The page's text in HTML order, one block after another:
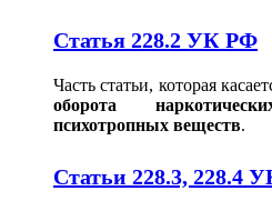
Статья 228.2 УК РФ
Часть статьи, которая
оборота
психотропных веществ.
Статьи 228.3, 228.4